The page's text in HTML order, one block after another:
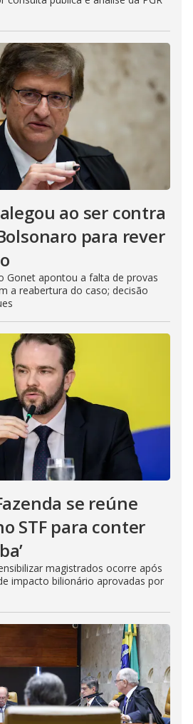
ao ser contra
para rever
Gonet apontou a falta de provas
a reabertura do caso; decisão
se reúne
STF para conter
magistrados ocorre após
impacto bilionário aprovadas por